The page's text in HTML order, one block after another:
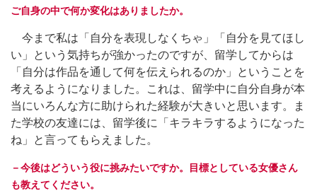
ご自身の中で何か変化はありましたか。
今まで私は「自分を表現しなくちゃ」「自分を見てほし
い」という気持ちが強かったのですが、留学してからは
「自分は作品を通して何を伝えられるのか」ということを
考えるようになりました。これは、留学中に自分自身が本
当にいろんな方に助けられた経験が大きいと思います。ま
た学校の友達には、留学後に「キラキラするようになった
ね」と言ってもらえました。
－今後はどういう役に挑みたいですか。目標としている女優さん
も教えてください。